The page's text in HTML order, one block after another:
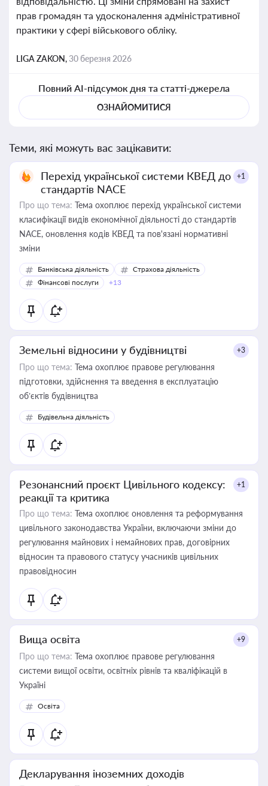
прав громадян та удосконалення адміністративної
практики у сфері військового обліку.
LIGA ZAKON,30 березня 2026
Повний AI-підсумок дня та статті-джерела
ОЗНАЙОМИТИСЯ
Теми, які можуть вас зацікавити:
Перехід української системи КВЕД до
стандартів NACE
+1
Про що тема: Тема охоплює перехід української системи
класифікації видів економічної діяльності до стандартів
NACE, оновлення кодів КВЕД та пов'язані нормативні
зміни
Банківська діяльність
Страхова діяльність
Фінансові послуги
+13
Земельні відносини у будівництві +3
Про що тема: Тема охоплює правове регулювання
підготовки, здійснення та введення в експлуатацію
об’єктів будівництва
Будівельна діяльність
Резонансний проєкт Цивільного кодексу:
реакції та критика
+1
Про що тема: Тема охоплює оновлення та реформування
цивільного законодавства України, включаючи зміни до
регулювання майнових і немайнових прав, договірних
відносин та правового статусу учасників цивільних
правовідносин
Вища освіта +9
Про що тема: Тема охоплює правове регулювання
системи вищої освіти, освітніх рівнів та кваліфікацій в
Україні
Освіта
Декларування іноземних доходів